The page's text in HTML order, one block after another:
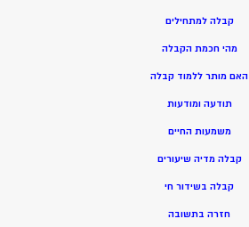
קבלה למתחילים
מהי חכמת הקבלה
האם מותר ללמוד קבלה
תודעה ומודעות
משמעות החיים
קבלה מדיה שיעורים
קבלה בשידור חי
חזרה בתשובה